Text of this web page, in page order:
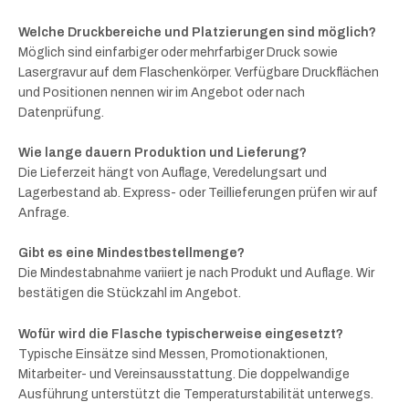
Welche Druckbereiche und Platzierungen sind möglich?
Möglich sind einfarbiger oder mehrfarbiger Druck sowie
Lasergravur auf dem Flaschenkörper. Verfügbare Druckflächen
und Positionen nennen wir im Angebot oder nach
Datenprüfung.
Wie lange dauern Produktion und Lieferung?
Die Lieferzeit hängt von Auflage, Veredelungsart und
Lagerbestand ab. Express- oder Teillieferungen prüfen wir auf
Anfrage.
Gibt es eine Mindestbestellmenge?
Die Mindestabnahme variiert je nach Produkt und Auflage. Wir
bestätigen die Stückzahl im Angebot.
Wofür wird die Flasche typischerweise eingesetzt?
Typische Einsätze sind Messen, Promotionaktionen,
Mitarbeiter- und Vereinsausstattung. Die doppelwandige
Ausführung unterstützt die Temperaturstabilität unterwegs.